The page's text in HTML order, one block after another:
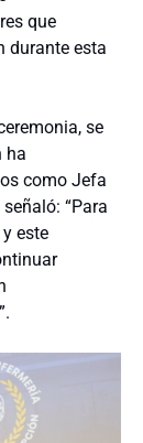
que
durante esta
se
ha
como Jefa
“Para
este